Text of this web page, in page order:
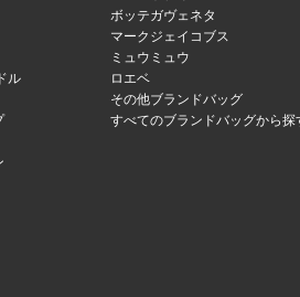
ル
ボッテガヴェネタ
マークジェイコブス
ミュウミュウ
ロエベ
その他ブランドバッグ
すべてのブランドバッグから探